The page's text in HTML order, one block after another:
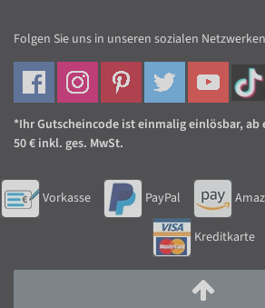
Folgen Sie uns in unseren sozialen
*Ihr Gutscheincode ist einmalig einlösbar,
50 € inkl. ges. MwSt.
Vorkasse PayPal
Kreditkarte